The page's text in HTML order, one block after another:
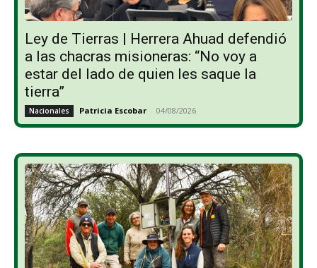
Ley de Tierras | Herrera Ahuad defendió
a las chacras misioneras: “No voy a
estar del lado de quien les saque la
tierra”
Nacionales Patricia Escobar - 04/08/2026